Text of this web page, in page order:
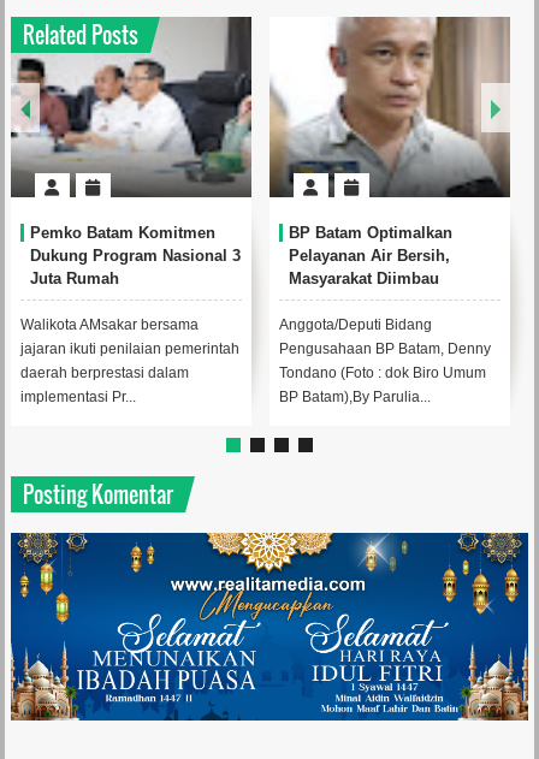
Related Posts
Perkuat Ketahanan Air
Baku, BP Batam Gandeng
Mc Dermott Tanam 400
Bambu Betung di
Bendungan Sei Nongsa
Anggota/Deputi Bidang
Pengusahaan BP Batam, Denny
Tondano melakukan
aksi penghijauan di Bendung...
RSBP Batam Torehkan
Standar Pelayanan Kelas
Dunia, Raih Diamond Status
dari WSO
Foto : dok Biro Umum BP
BatamBy ParulianBATAM,
Realitamedia.com - Komitmen
RSBP Batam dalam menghadi...
Posting Komentar